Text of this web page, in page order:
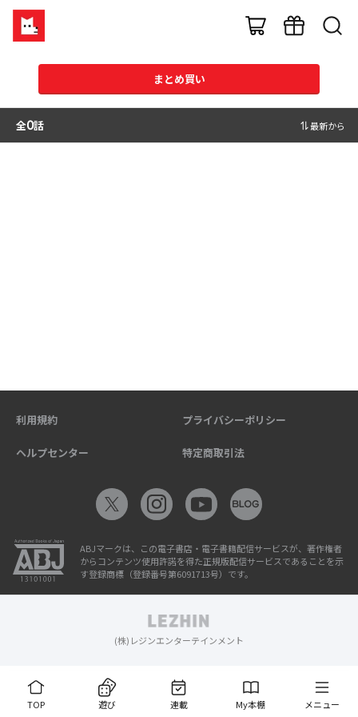
まとめ買い
全0話 最新から
TOP 遊び 連載 My本棚 メニュー
利用規約 プライバシーポリシー
ヘルプセンター 特定商取引法
ABJマークは、この電子書店・電子書籍配信サービスが、著作権者
からコンテンツ使用許諾を得た正規版配信サービスであることを示
す登録商標（登録番号第6091713号）です。
(株)レジンエンターテインメント